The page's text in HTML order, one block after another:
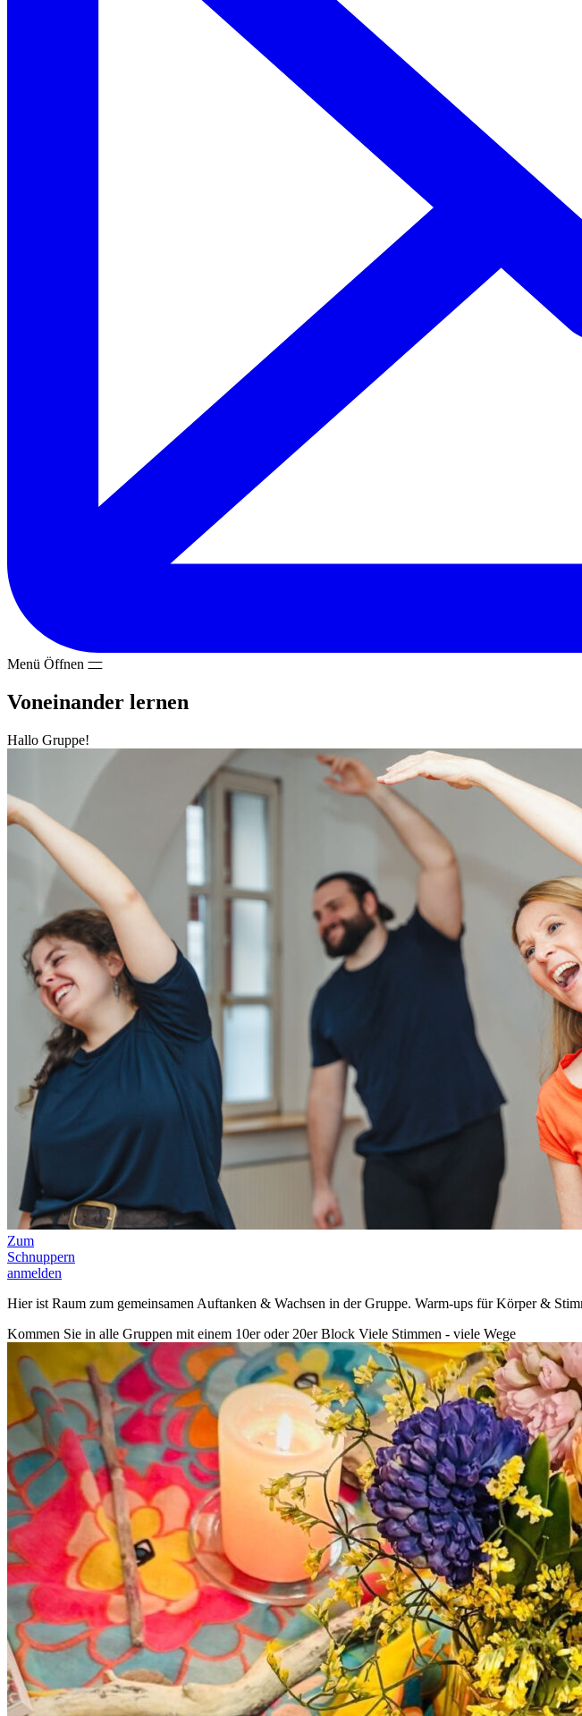
Menü Öffnen
Voneinander lernen
Hallo Gruppe!
Zum
Schnuppern
anmelden
Hier ist Raum zum gemeinsamen Auftanken & Wachsen in der Gruppe. Warm-ups für Körper &
Kommen Sie in alle Gruppen mit einem 10er oder 20er Block Viele Stimmen - viele Wege